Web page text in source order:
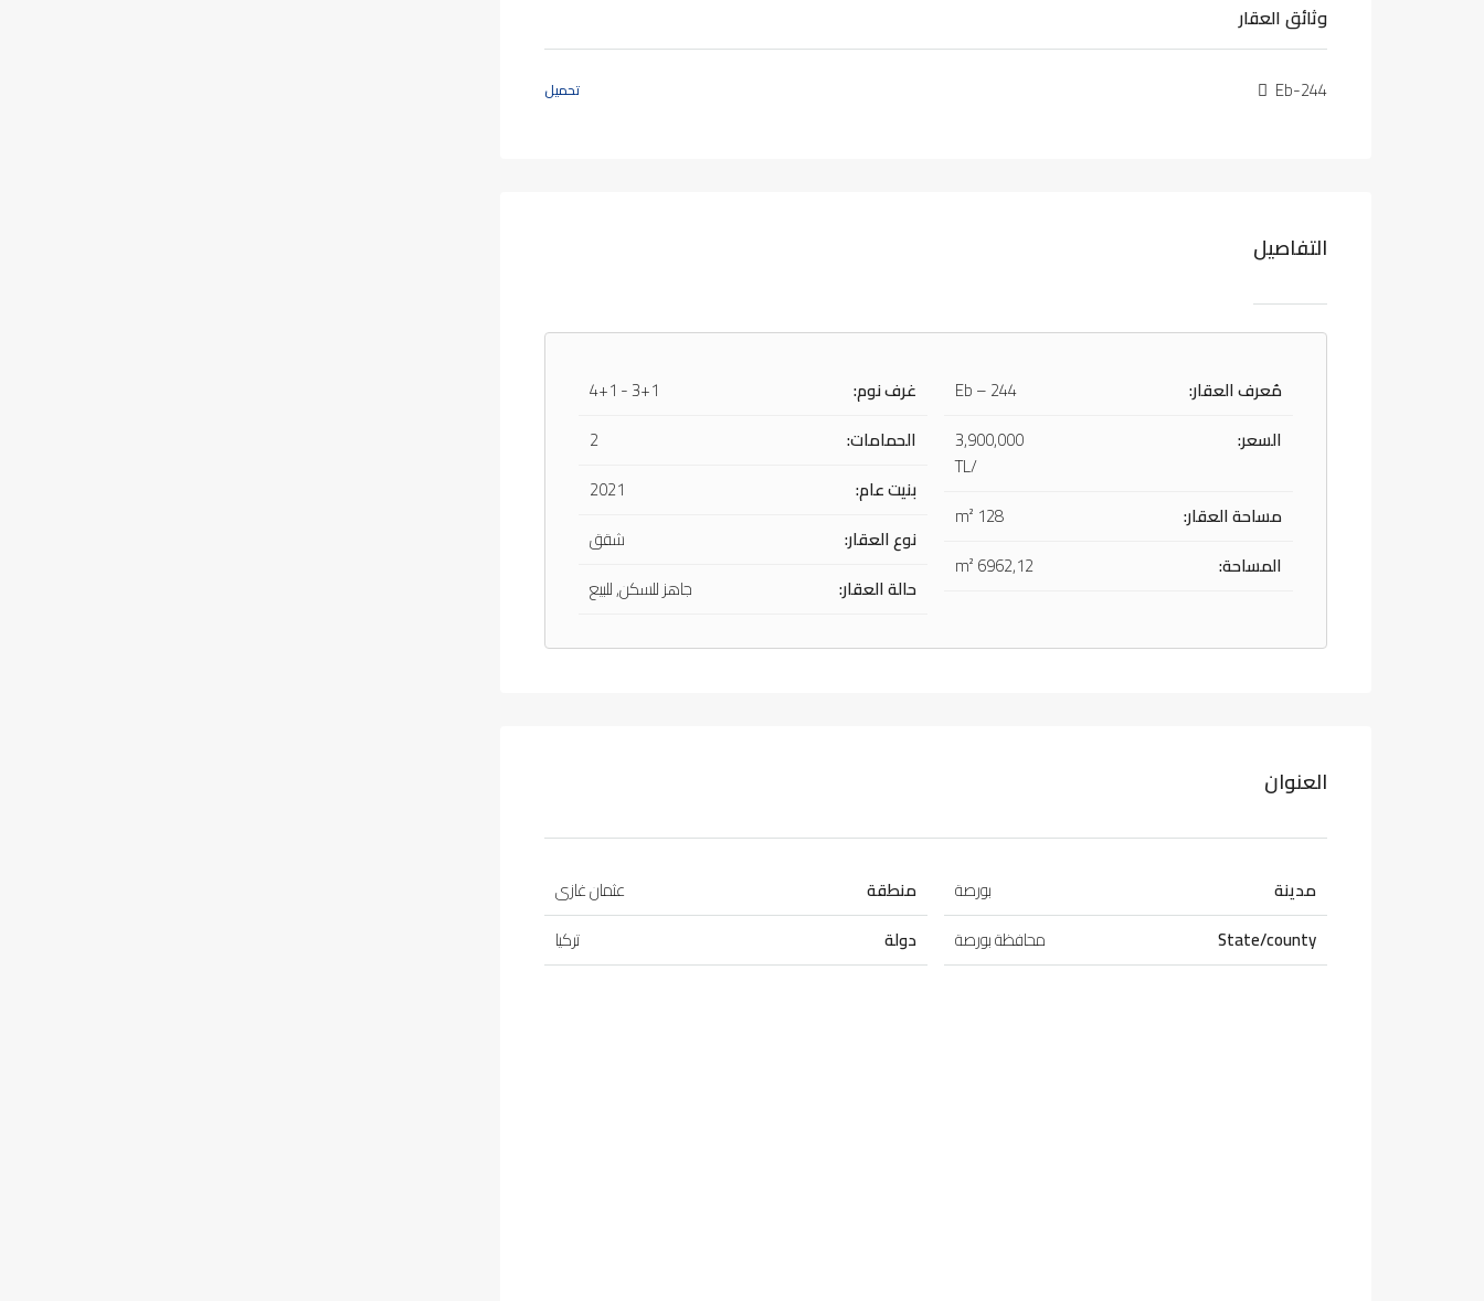
وثائق العقار
Eb-244 تحميل
التفاصيل
مُعرف العقار:
Eb – 244
السعر:
3,900,000
/TL
مساحة العقار:
128 m²
المساحة:
6962,12 m²
غرف نوم:
3+1 - 4+1
الحمامات:
2
بنيت عام:
2021
نوع العقار:
شقق
حالة العقار:
جاهز للسكن, للبيع
العنوان
مدينة
بورصة
State/county
محافظة بورصة
منطقة
عثمان غازى
دولة
تركيا